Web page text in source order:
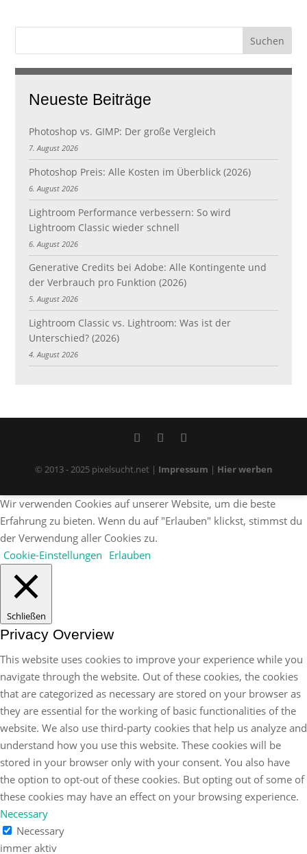
Neueste Beiträge
Photoshop vs. GIMP: Der große Vergleich
7. August 2026
Photoshop Preis: Alle Kosten im Überblick (2026)
6. August 2026
Lightroom Performance verbessern: So wird
Lightroom Classic wieder schnell
6. August 2026
Generative Credits bei Adobe: Alle Kontingente und
der Verbrauch pro Funktion (2026)
5. August 2026
Lightroom Classic vs. Lightroom: Was ist der
Unterschied? (2026)
4. August 2026
© 2013 - 2025 pixelsucht.net | Impressum | Hier werben
Wir verwenden Cookies auf unserer Website, um die beste
Erfahrung zu bieten. Wenn du auf "Erlauben" klickst, stimmst du
der Verwendung aller Cookies zu.
Cookie-Einstellungen Erlauben
Schließen
Privacy Overview
This website uses cookies to improve your experience while you
navigate through the website. Out of these cookies, the cookies
that are categorized as necessary are stored on your browser as
they are essential for the working of basic functionalities of the
website. We also use third-party cookies that help us analyze and
understand how you use this website. These cookies will be
stored in your browser only with your consent. You also have
the option to opt-out of these cookies. But opting out of some of
these cookies may have an effect on your browsing experience.
Necessary
Necessary
immer aktiv